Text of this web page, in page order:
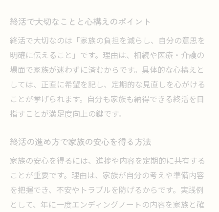
終活でエンディングノートが果たす役割
終活ノートの書き方と活用のポイント
エンディングノートで伝えるべき内容
終活で希望や思いを残すための方法
終活を意識したノート作成の注意点
相続や遺言のポイントを終活で押さえる
終活で押さえるべき相続手続きの基本
終活で遺言書を活用するメリットを解説
終活と遺言で資産を正しく伝える方法
終活準備で遺言の内容を整理する手順
終活で大切なことと心構えのポイント
終活で大切なのは「家族の負担を減らし、自分の意思を
明確に伝えること」です。理由は、相続や医療・介護の
場面で家族が迷わずに済むからです。具体的な心構えと
しては、正直に希望を記し、定期的な見直しを心がける
ことが挙げられます。自分も家族も納得できる終活を目
指すことが満足度向上の鍵です。
終活の進め方で家族の安心を得る方法
家族の安心を得るには、進捗や内容を定期的に共有する
ことが重要です。理由は、家族が自分の考えや準備内容
を把握でき、不安やトラブルを防げるからです。実践例
として、年に一度エンディングノートの内容を家族と確